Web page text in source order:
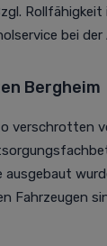
Rollfähigkeit
bei
Bergheim
verschrotten
Fahrzeugen